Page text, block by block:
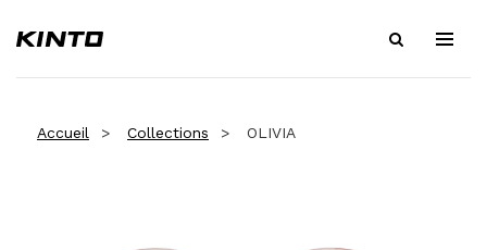
Accueil Collections OLIVIA